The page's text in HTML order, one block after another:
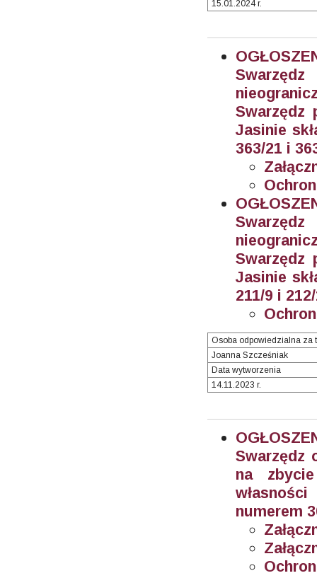
15.01.2024 r.
Swarzędz
Jasinie
363/21 i
Swarzędz
Jasinie
211/9 i
Osoba odpowiedzialna za
Joanna Szcześniak
Data wytworzenia
14.11.2023 r.
Swarzędz
na
numerem